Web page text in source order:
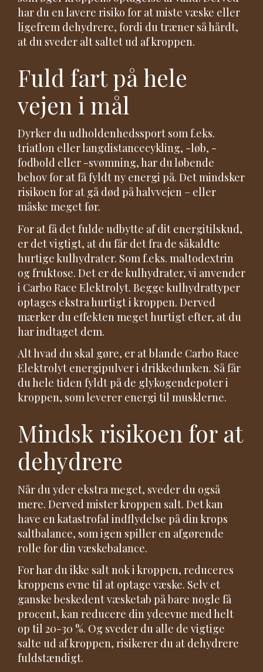
har du en lavere risiko for at miste væske eller
ligefrem dehydrere, fordi du træner så hårdt,
at du sveder alt saltet ud af kroppen.
Fuld fart på hele
vejen i mål
Dyrker du udholdenhedssport som f.eks.
triatlon eller langdistancecykling, -løb, -
fodbold eller -svømning, har du løbende
behov for at få fyldt ny energi på. Det mindsker
risikoen for at gå død på halvvejen – eller
måske meget før.
For at få det fulde udbytte af dit energitilskud,
er det vigtigt, at du får det fra de såkaldte
hurtige kulhydrater. Som f.eks. maltodextrin
og fruktose. Det er de kulhydrater, vi anvender
i Carbo Race Elektrolyt. Begge kulhydrattyper
optages ekstra hurtigt i kroppen. Derved
mærker du effekten meget hurtigt efter, at du
har indtaget dem.
Alt hvad du skal gøre, er at blande Carbo Race
Elektrolyt energipulver i drikkedunken. Så får
du hele tiden fyldt på de glykogendepoter i
kroppen, som leverer energi til musklerne.
Mindsk risikoen for at
dehydrere
Når du yder ekstra meget, sveder du også
mere. Derved mister kroppen salt. Det kan
have en katastrofal indflydelse på din krops
saltbalance, som igen spiller en afgørende
rolle for din væskebalance.
For har du ikke salt nok i kroppen, reduceres
kroppens evne til at optage væske. Selv et
ganske beskedent væsketab på bare nogle få
procent, kan reducere din ydeevne med helt
op til 20-30 %. Og sveder du alle de vigtige
salte ud af kroppen, risikerer du at dehydrere
fuldstændigt.